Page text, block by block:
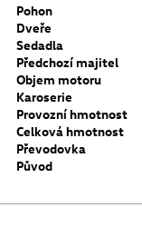
Pohon
Dveře
Sedadla
Předchozí majitel
Objem motoru
Karoserie
Provozní hmotnost
Celková hmotnost
Převodovka
Původ